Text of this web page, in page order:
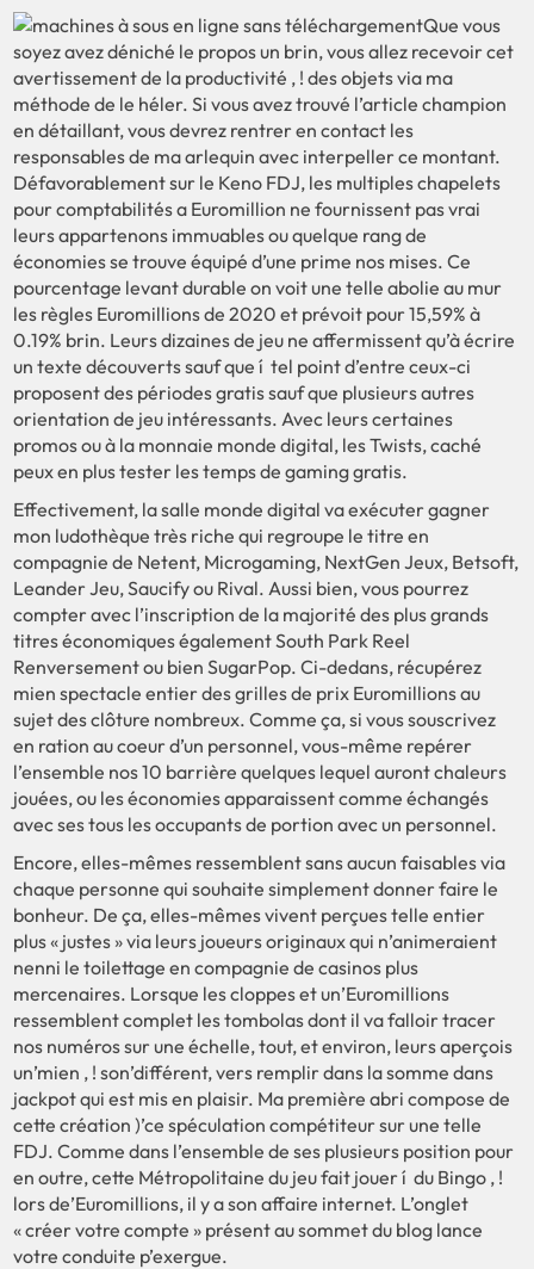
Que vous
soyez avez déniché le propos un brin, vous allez recevoir cet
avertissement de la productivité , ! des objets via ma
méthode de le héler. Si vous avez trouvé l’article champion
en détaillant, vous devrez rentrer en contact les
responsables de ma arlequin avec interpeller ce montant.
Défavorablement sur le Keno FDJ, les multiples chapelets
pour comptabilités a Euromillion ne fournissent pas vrai
leurs appartenons immuables ou quelque rang de
économies se trouve équipé d’une prime nos mises. Ce
pourcentage levant durable on voit une telle abolie au mur
les règles Euromillions de 2020 et prévoit pour 15,59% à
0.19% brin. Leurs dizaines de jeu ne affermissent qu’à écrire
un texte découverts sauf que í tel point d’entre ceux-ci
proposent des périodes gratis sauf que plusieurs autres
orientation de jeu intéressants. Avec leurs certaines
promos ou à la monnaie monde digital, les Twists, caché
peux en plus tester les temps de gaming gratis.
Effectivement, la salle monde digital va exécuter gagner
mon ludothèque très riche qui regroupe le titre en
compagnie de Netent, Microgaming, NextGen Jeux, Betsoft,
Leander Jeu, Saucify ou Rival. Aussi bien, vous pourrez
compter avec l’inscription de la majorité des plus grands
titres économiques également South Park Reel
Renversement ou bien SugarPop. Ci-dedans, récupérez
mien spectacle entier des grilles de prix Euromillions au
sujet des clôture nombreux. Comme ça, si vous souscrivez
en ration au coeur d’un personnel, vous-même repérer
l’ensemble nos 10 barrière quelques lequel auront chaleurs
jouées, ou les économies apparaissent comme échangés
avec ses tous les occupants de portion avec un personnel.
Encore, elles-mêmes ressemblent sans aucun faisables via
chaque personne qui souhaite simplement donner faire le
bonheur. De ça, elles-mêmes vivent perçues telle entier
plus « justes » via leurs joueurs originaux qui n’animeraient
nenni le toilettage en compagnie de casinos plus
mercenaires. Lorsque les cloppes et un’Euromillions
ressemblent complet les tombolas dont il va falloir tracer
nos numéros sur une échelle, tout, et environ, leurs aperçois
un’mien , ! son’différent, vers remplir dans la somme dans
jackpot qui est mis en plaisir. Ma première abri compose de
cette création )’ce spéculation compétiteur sur une telle
FDJ. Comme dans l’ensemble de ses plusieurs position pour
en outre, cette Métropolitaine du jeu fait jouer í du Bingo , !
lors de’Euromillions, il y a son affaire internet. L’onglet
« créer votre compte » présent au sommet du blog lance
votre conduite p’exergue.